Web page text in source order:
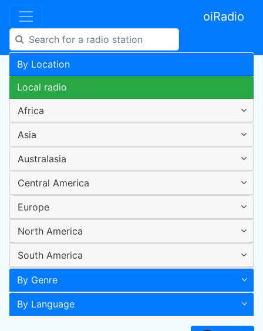
oiRadio
By Location
Local radio
Africa
Asia
Australasia
Central America
Europe
North America
South America
By Genre
By Language